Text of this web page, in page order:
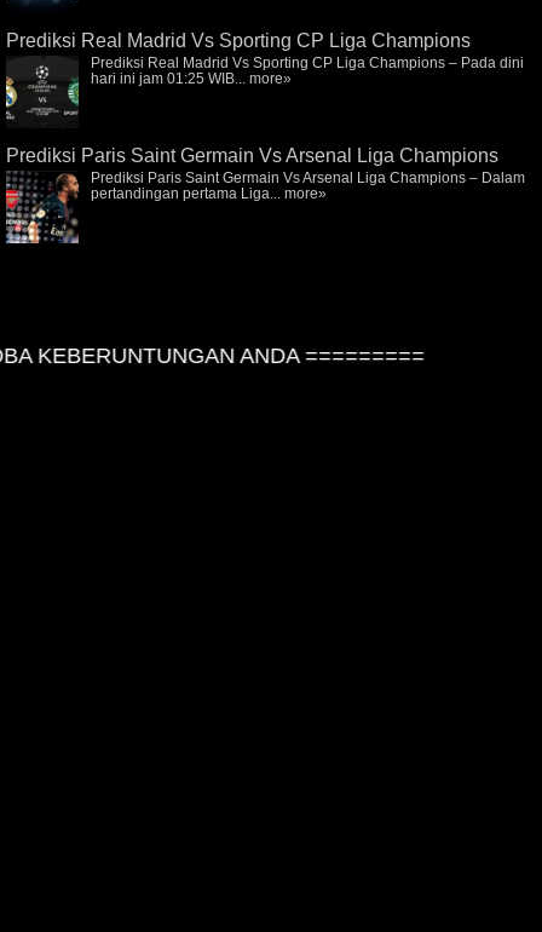
Prediksi Real Madrid Vs Sporting CP Liga Champions
Prediksi Real Madrid Vs Sporting CP Liga Champions – Pada dini
hari ini jam 01:25 WIB... more»
Prediksi Paris Saint Germain Vs Arsenal Liga Champions
Prediksi Paris Saint Germain Vs Arsenal Liga Champions – Dalam
pertandingan pertama Liga... more»
KEBERUNTUNGAN ANDA =========